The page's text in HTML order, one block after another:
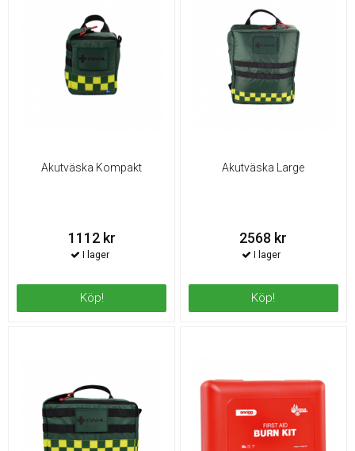
Akutväska Kompakt
1112 kr
Köp!
Akutväska Large
2568 kr
Köp!